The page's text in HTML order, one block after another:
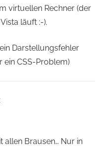
virtuellen Rechner (der
läuft :-).
Darstellungsfehler
ein CSS-Problem)
allen Brausen… Nur in